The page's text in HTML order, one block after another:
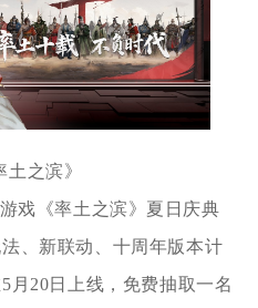
土之滨》
戏《率土之滨》夏日庆典
、新联动、十周年版本计
月20日上线，免费抽取一名